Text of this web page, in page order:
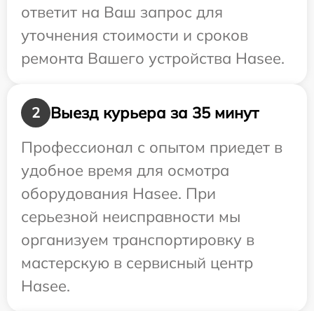
ответит на Ваш запрос для
уточнения стоимости и сроков
ремонта Вашего устройства Hasee.
2
Выезд курьера за 35 минут
Профессионал с опытом приедет в
удобное время для осмотра
оборудования Hasee. При
серьезной неисправности мы
организуем транспортировку в
мастерскую в сервисный центр
Hasee.